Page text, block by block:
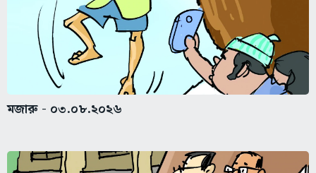
মজারু - ০৩.০৮.২০২৬